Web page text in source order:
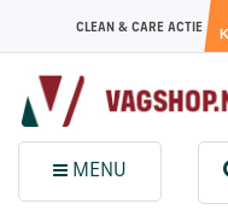
CLEAN & CARE ACTIE
MENU
Menu (Sluit dit